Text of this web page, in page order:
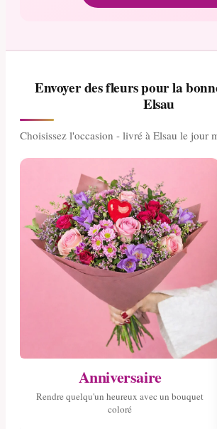
Envoyer des fleurs pour la
Elsau
Choisissez l'occasion - livré à Elsau le jour
Anniversaire
Rendre quelqu'un heureux avec un bouquet
coloré